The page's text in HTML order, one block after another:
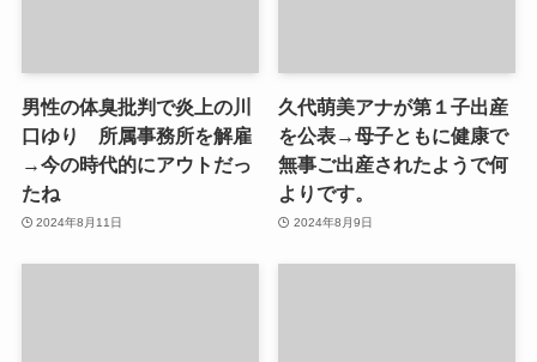
男性の体臭批判で炎上の川
口ゆり 所属事務所を解雇
→今の時代的にアウトだっ
たね
2024年8月11日
久代萌美アナが第１子出産
を公表→母子ともに健康で
無事ご出産されたようで何
よりです。
2024年8月9日